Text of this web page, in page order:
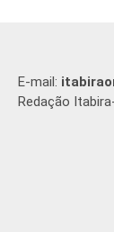
E-mail:
Redação